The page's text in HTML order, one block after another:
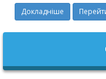
Докладніше